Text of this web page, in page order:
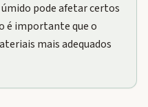
pode afetar certos
é importante que o
mais adequados